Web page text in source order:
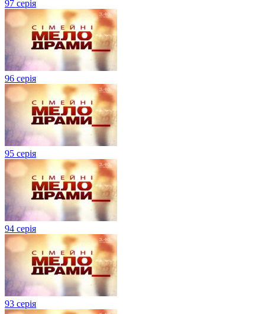
97 серія
96 серія
95 серія
94 серія
93 серія